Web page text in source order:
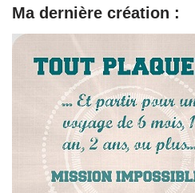
Ma dernière création :